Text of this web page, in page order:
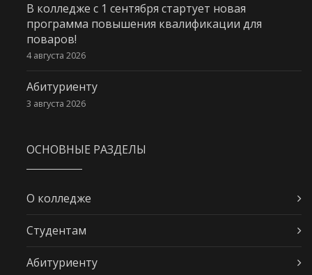
В колледже с 1 сентября стартует новая
программа повышения квалификации для
поваров!
4 августа 2026
Абитуриенту
3 августа 2026
ОСНОВНЫЕ РАЗДЕЛЫ
О колледже
Студентам
Абитуриенту